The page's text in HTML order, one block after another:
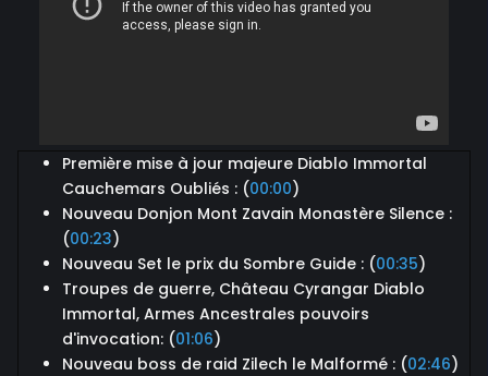
Première mise à jour majeure Diablo Immortal
Cauchemars Oubliés : (00:00)
Nouveau Donjon Mont Zavain Monastère Silence :
(00:23)
Nouveau Set le prix du Sombre Guide : (00:35)
Troupes de guerre, Château Cyrangar Diablo
Immortal, Armes Ancestrales pouvoirs
d'invocation: (01:06)
Nouveau boss de raid Zilech le Malformé : (02:46)